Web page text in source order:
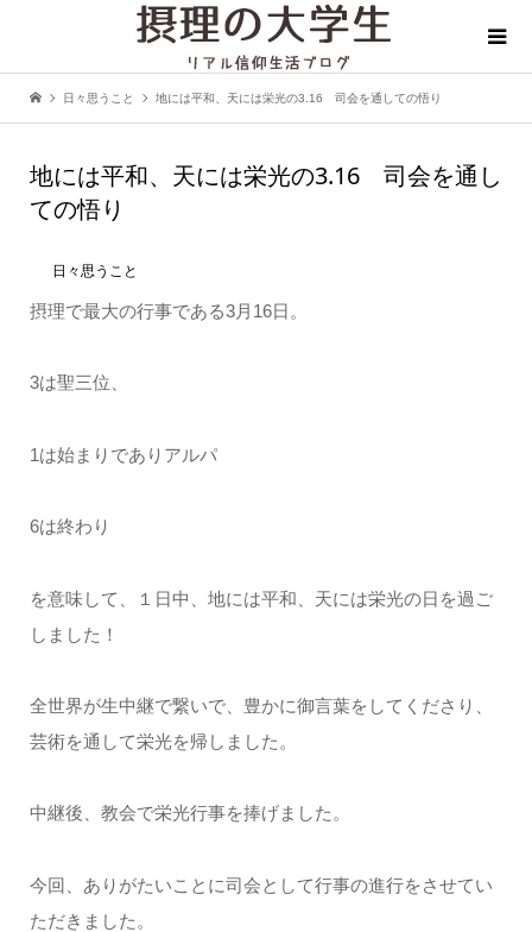
日々思うこと 地には平和、天には栄光の3.16 司会を通しての悟り
地には平和、天には栄光の3.16 司会を通し
ての悟り
日々思うこと
摂理で最大の行事である3月16日。
3は聖三位、
1は始まりでありアルパ
6は終わり
を意味して、１日中、地には平和、天には栄光の日を過ご
しました！
全世界が生中継で繋いで、豊かに御言葉をしてくださり、
芸術を通して栄光を帰しました。
中継後、教会で栄光行事を捧げました。
今回、ありがたいことに司会として行事の進行をさせてい
ただきました。